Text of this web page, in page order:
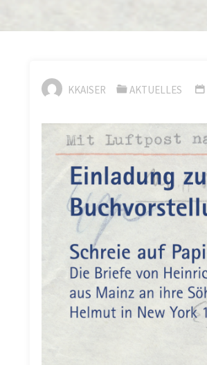
KKAISER AKTUELLES